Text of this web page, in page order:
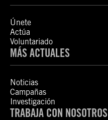
Únete
Actúa
Voluntariado
MÁS ACTUALES
Noticias
Campañas
Investigación
TRABAJA CON NOSOTROS